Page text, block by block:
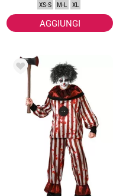
XS-S M-L XL
AGGIUNGI